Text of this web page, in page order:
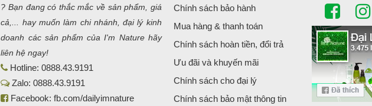
? Bạn đang có thắc mắc về sản phẩm, giá
cả,... hay muốn làm chi nhánh, đại lý kinh
doanh các sản phẩm của I'm Nature hãy
liên hệ ngay!
Hotline:0888.43.9191
Zalo:0888.43.9191
Facebook:fb.com/dailyimnature
Chính sách bảo hành
Mua hàng & thanh toán
Chính sách hoàn tiền, đổi trả
Ưu đãi và khuyến mãi
Chính sách cho đại lý
Chính sách bảo mật thông tin